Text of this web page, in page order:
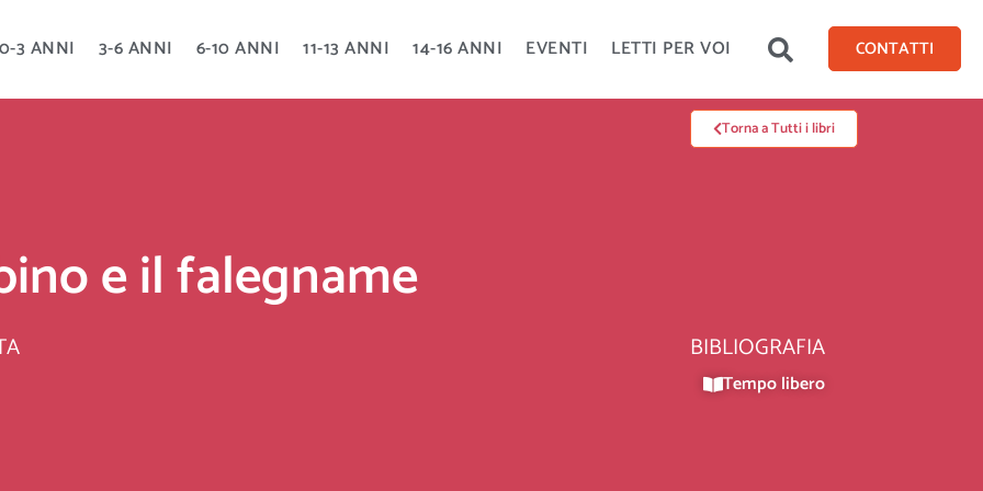
0-3 ANNI 3-6 ANNI 6-10 ANNI 11-13 ANNI 14-16 ANNI EVENTI LETTI PER VOI CONTATTI
Torna a Tutti i libri
e il falegname
BIBLIOGRAFIA
Tempo libero